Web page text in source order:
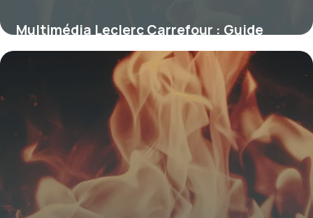
Multimédia Leclerc Carrefour : Guide
Achat